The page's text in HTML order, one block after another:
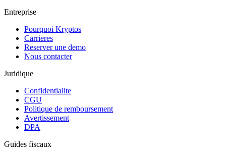
Entreprise
Pourquoi Kryptos
Carrieres
Reserver une demo
Nous contacter
Juridique
Confidentialite
CGU
Politique de remboursement
Avertissement
DPA
Guides fiscaux